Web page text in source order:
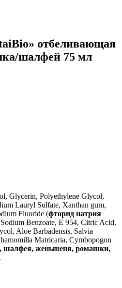
» отбеливающая
шалфей 75 мл
Glycerin, Polyethylene Glycol,
Lauryl Sulfate, Xanthan gum,
Fluoride (фторид натрия
Benzoate, Е 954, Citric Acid,
Aloe Barbadensis, Salvia
Matricaria, Cymbopogon
, шалфея, женьшеня, ромашки,